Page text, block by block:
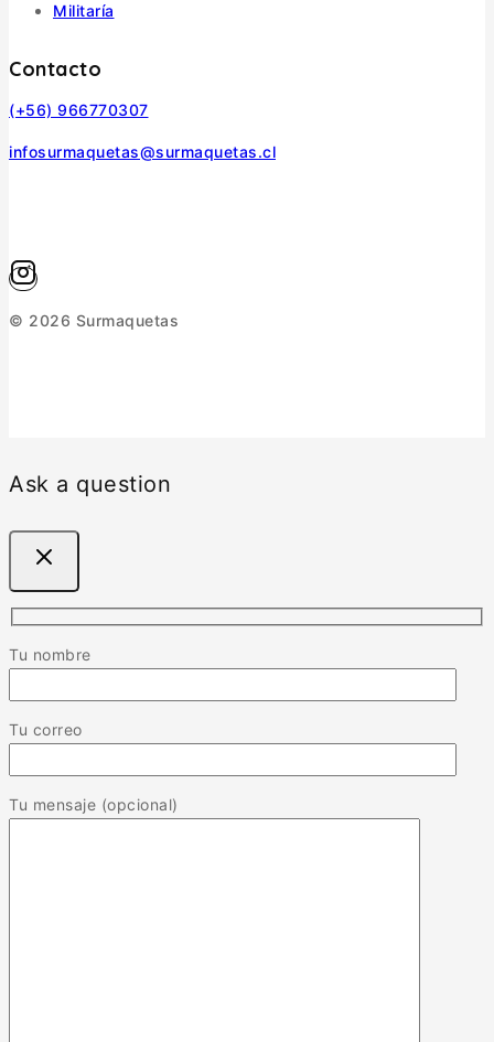
Militaría
Contacto
(+56) 966770307
infosurmaquetas@surmaquetas.cl
© 2026 Surmaquetas
Ask a question
Tu nombre
Tu correo
Tu mensaje (opcional)